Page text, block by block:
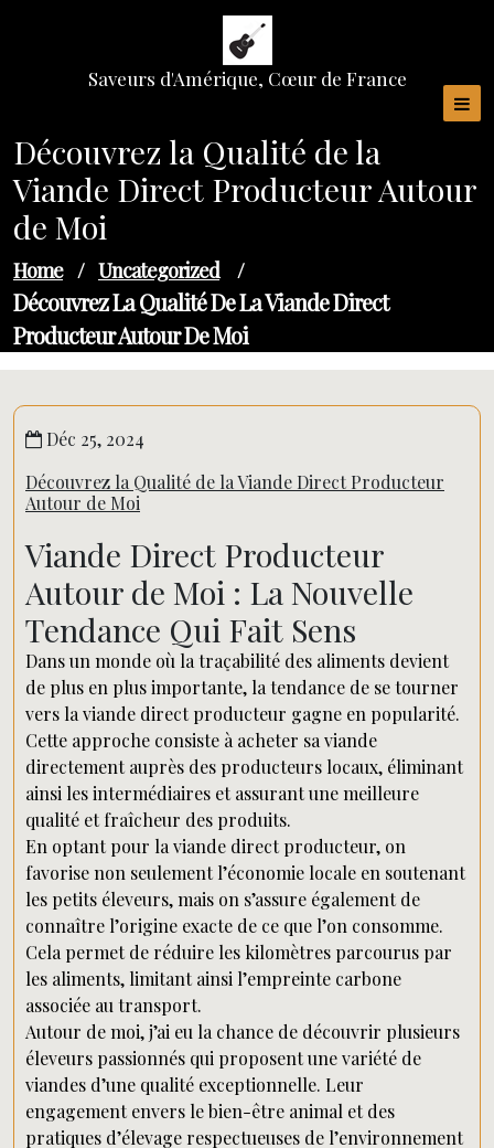
Saveurs d'Amérique, Cœur de France
Découvrez la Qualité de la
Viande Direct Producteur Autour
de Moi
Home / Uncategorized /
Découvrez La Qualité De La Viande Direct
Producteur Autour De Moi
Déc 25, 2024
Découvrez la Qualité de la Viande Direct Producteur
Autour de Moi
Viande Direct Producteur
Autour de Moi : La Nouvelle
Tendance Qui Fait Sens
Dans un monde où la traçabilité des aliments devient
de plus en plus importante, la tendance de se tourner
vers la viande direct producteur gagne en popularité.
Cette approche consiste à acheter sa viande
directement auprès des producteurs locaux, éliminant
ainsi les intermédiaires et assurant une meilleure
qualité et fraîcheur des produits.
En optant pour la viande direct producteur, on
favorise non seulement l’économie locale en soutenant
les petits éleveurs, mais on s’assure également de
connaître l’origine exacte de ce que l’on consomme.
Cela permet de réduire les kilomètres parcourus par
les aliments, limitant ainsi l’empreinte carbone
associée au transport.
Autour de moi, j’ai eu la chance de découvrir plusieurs
éleveurs passionnés qui proposent une variété de
viandes d’une qualité exceptionnelle. Leur
engagement envers le bien-être animal et des
pratiques d’élevage respectueuses de l’environnement